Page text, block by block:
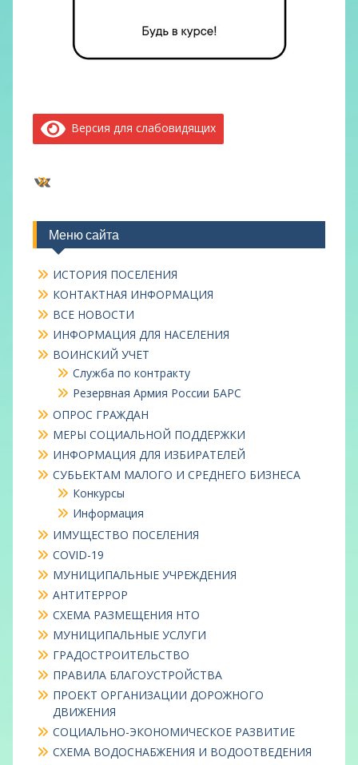
Версия для слабовидящих
ВКонтакте
Меню сайта
ИСТОРИЯ ПОСЕЛЕНИЯ
КОНТАКТНАЯ ИНФОРМАЦИЯ
ВСЕ НОВОСТИ
ИНФОРМАЦИЯ ДЛЯ НАСЕЛЕНИЯ
ВОИНСКИЙ УЧЕТ
Служба по контракту
Резервная Армия России БАРС
ОПРОС ГРАЖДАН
МЕРЫ СОЦИАЛЬНОЙ ПОДДЕРЖКИ
ИНФОРМАЦИЯ ДЛЯ ИЗБИРАТЕЛЕЙ
СУБЬЕКТАМ МАЛОГО И СРЕДНЕГО БИЗНЕСА
Конкурсы
Информация
ИМУЩЕСТВО ПОСЕЛЕНИЯ
COVID-19
МУНИЦИПАЛЬНЫЕ УЧРЕЖДЕНИЯ
АНТИТЕРРОР
СХЕМА РАЗМЕЩЕНИЯ НТО
МУНИЦИПАЛЬНЫЕ УСЛУГИ
ГРАДОСТРОИТЕЛЬСТВО
ПРАВИЛА БЛАГОУСТРОЙСТВА
ПРОЕКТ ОРГАНИЗАЦИИ ДОРОЖНОГО
ДВИЖЕНИЯ
СОЦИАЛЬНО-ЭКОНОМИЧЕСКОЕ РАЗВИТИЕ
СХЕМА ВОДОСНАБЖЕНИЯ И ВОДООТВЕДЕНИЯ